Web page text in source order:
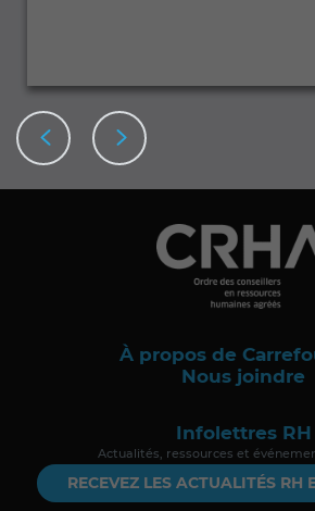
À propos de
Nous joindre
Infolettres RH
Actualités, ressources et
RECEVEZ LES ACTUALITÉS RH